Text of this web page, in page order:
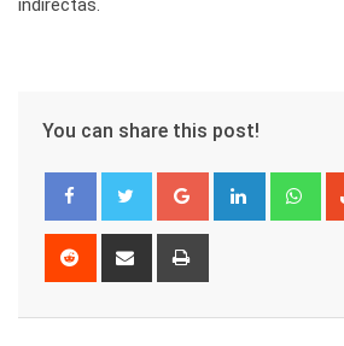
indirectas.
You can share this post!
Google+ LinkedIn
Reddit
Share